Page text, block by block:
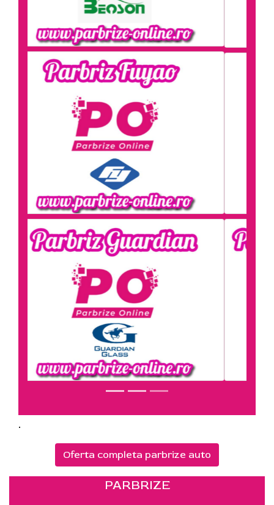
.
Oferta completa parbrize auto
PARBRIZE